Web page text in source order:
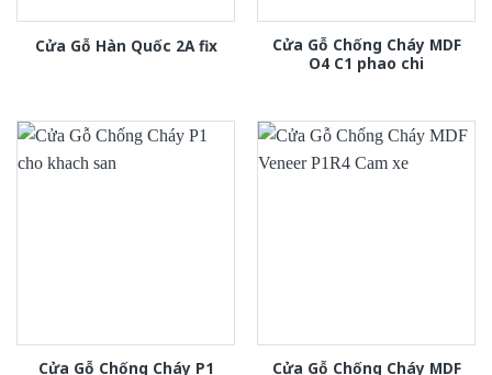
Cửa Gỗ Hàn Quốc 2A fix
Cửa Gỗ Chống Cháy MDF
O4 C1 phao chi
Cửa Gỗ Chống Cháy P1
Cửa Gỗ Chống Cháy MDF